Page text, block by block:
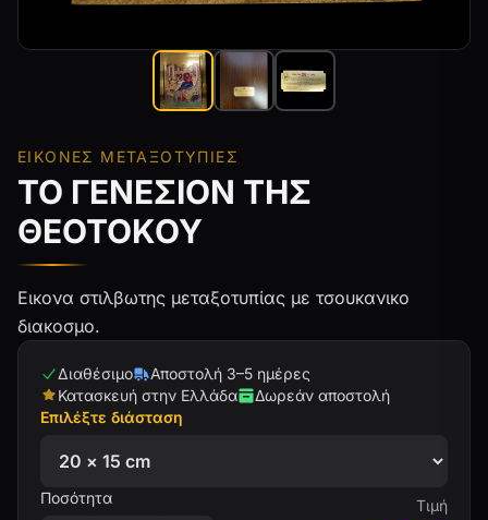
ΕΙΚΌΝΕΣ ΜΕΤΑΞΟΤΥΠΊΕΣ
ΤΟ ΓΕΝΕΣΙΟΝ ΤΗΣ
ΘΕΟΤΟΚΟΥ
Εικονα στιλβωτης μεταξοτυπίας με τσουκανικο
διακοσμο.
Διαθέσιμο
Αποστολή 3–5 ημέρες
Κατασκευή στην Ελλάδα
Δωρεάν αποστολή
Επιλέξτε διάσταση
Ποσότητα Τιμή